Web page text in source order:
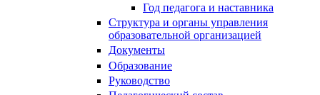
Год педагога и наставника
Структура и органы управления
образовательной организацией
Документы
Образование
Руководство